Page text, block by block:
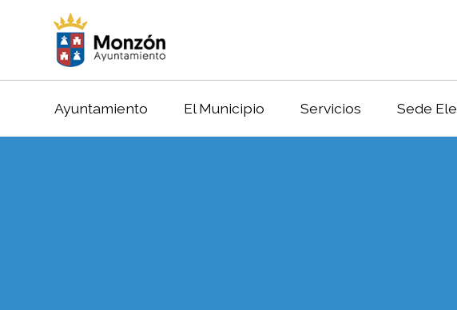
Ayuntamiento El Municipio Servicios Sede